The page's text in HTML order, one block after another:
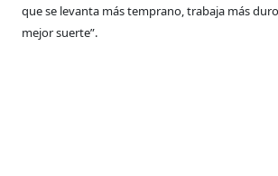
que se levanta más temprano, trabaja más
mejor suerte”.